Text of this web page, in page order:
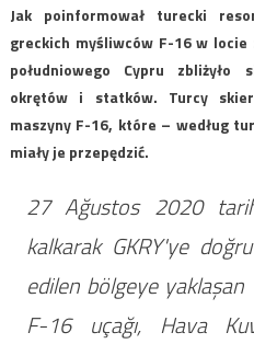
Jak poinformował turecki
greckich myśliwców F-16 w
południowego Cypru
okrętów i statków. Turcy
maszyny F-16, które – według
miały je przepędzić.
27 Ağustos 2020
kalkarak GKRY'ye
edilen bölgeye
F-16 uçağı, Hava